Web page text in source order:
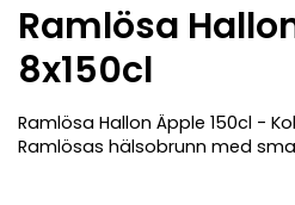
Ramlösa
8x150cl
Ramlösa Hallon Äpple 150cl -
Ramlösas hälsobrunn med